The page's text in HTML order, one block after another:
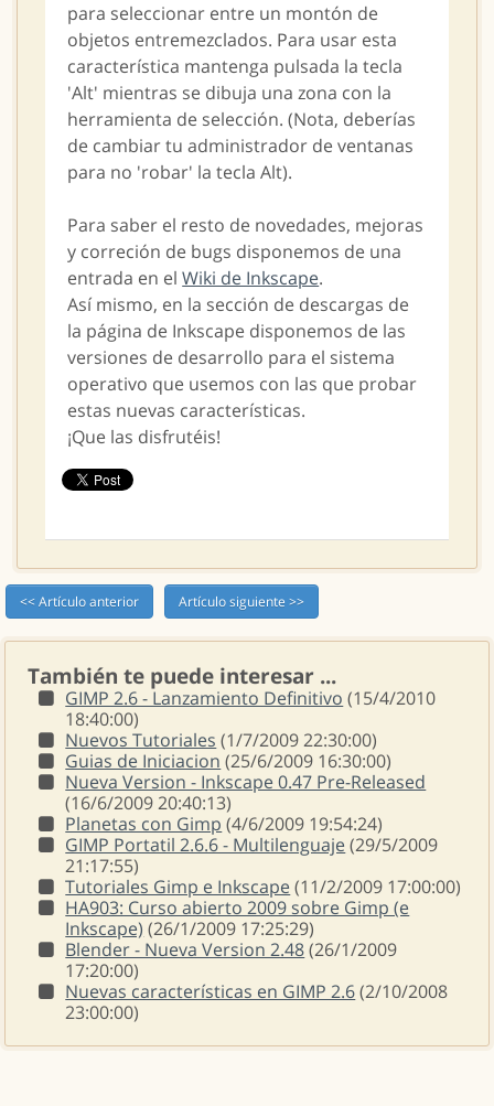
para seleccionar entre un montón de
objetos entremezclados. Para usar esta
característica mantenga pulsada la tecla
'Alt' mientras se dibuja una zona con la
herramienta de selección. (Nota, deberías
de cambiar tu administrador de ventanas
para no 'robar' la tecla Alt).
Para saber el resto de novedades, mejoras
y correción de bugs disponemos de una
entrada en elWiki de Inkscape.
Así mismo, en la sección de descargas de
la página de Inkscape disponemos de las
versiones de desarrollo para el sistema
operativo que usemos con las que probar
estas nuevas características.
¡Que las disfrutéis!
<< Artículo anterior Artículo siguiente >>
También te puede interesar ...
GIMP 2.6 - Lanzamiento Definitivo (15/4/2010
18:40:00)
Nuevos Tutoriales (1/7/2009 22:30:00)
Guias de Iniciacion (25/6/2009 16:30:00)
Nueva Version - Inkscape 0.47 Pre-Released
(16/6/2009 20:40:13)
Planetas con Gimp (4/6/2009 19:54:24)
GIMP Portatil 2.6.6 - Multilenguaje(29/5/2009
21:17:55)
Tutoriales Gimp e Inkscape(11/2/2009 17:00:00)
HA903: Curso abierto 2009 sobre Gimp (e
Inkscape) (26/1/2009 17:25:29)
Blender - Nueva Version 2.48(26/1/2009
17:20:00)
Nuevas características en GIMP 2.6(2/10/2008
23:00:00)